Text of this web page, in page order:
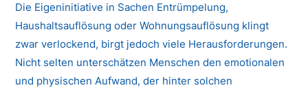
Die Eigeninitiative in Sachen Entrümpelung,
Haushaltsauflösung oder Wohnungsauflösung klingt
zwar verlockend, birgt jedoch viele Herausforderungen.
Nicht selten unterschätzen Menschen den emotionalen
und physischen Aufwand, der hinter solchen